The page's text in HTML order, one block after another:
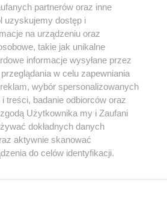
Instagram Youtube
partnerów oraz inne
uzyskujemy dostęp i
na urządzeniu oraz
takie jak unikalne
informacje wysyłane przez
w celu zapewniania
wybór spersonalizowanych
treści, badanie odbiorców oraz
Użytkownika my i Zaufani
dokładnych danych
aktywnie skanować
do celów identyfikacji.